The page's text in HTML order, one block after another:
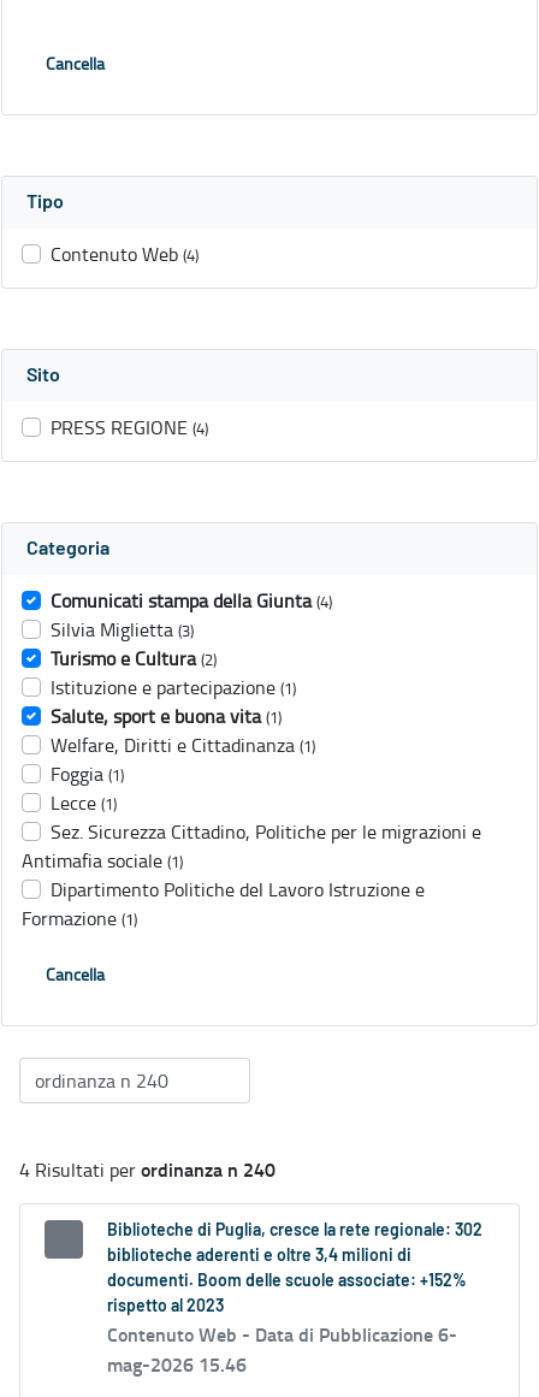
Cancella
Tipo
Contenuto Web (4)
Sito
PRESS REGIONE (4)
Categoria
Comunicati stampa della Giunta (4)
Silvia Miglietta (3)
Turismo e Cultura (2)
Istituzione e partecipazione (1)
Salute, sport e buona vita (1)
Welfare, Diritti e Cittadinanza (1)
Foggia (1)
Lecce (1)
Sez. Sicurezza Cittadino, Politiche per le migrazioni e
Antimafia sociale (1)
Dipartimento Politiche del Lavoro Istruzione e
Formazione (1)
Cancella
4 Risultati perordinanza n 240
Biblioteche di Puglia, cresce la rete regionale: 302
biblioteche aderenti e oltre 3,4 milioni di
documenti. Boom delle scuole associate: +152%
rispetto al 2023
Contenuto Web - Data di Pubblicazione 6-
mag-2026 15.46